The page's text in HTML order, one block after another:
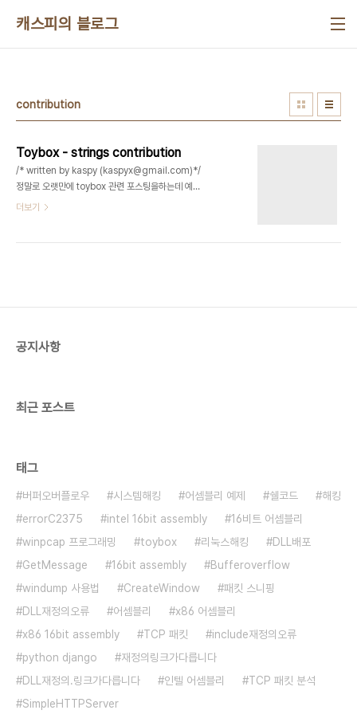
캐스피의 블로그
contribution
Toybox - strings contribution
/* written by kaspy (kaspyx@gmail.com)*/
정말로 오랫만에 toybox 관련 포스팅을하는데 예전
에 strings 라는 명령어를 기부(contribution) 했
utf8 strings * T..
더보기
공지사항
최근 포스트
태그
버퍼오버플로우 시스템해킹 어셈블리 예제 쉘코드
해킹
errorC2375
intel 16bit assembly
16비트 어셈블리
winpcap 프로그래밍
toybox 리눅스해킹
DLL배포
GetMessage
16bit assembly
Bufferoverflow
windump 사용법
CreateWindow
패킷 스니핑
DLL재정의오류
어셈블리
x86 어셈블리
x86 16bit assembly
TCP 패킷
include재정의오류
python django
재정의링크가다릅니다
DLL재정의.링크가다릅니다
인텔 어셈블리
TCP 패킷 분석
SimpleHTTPServer